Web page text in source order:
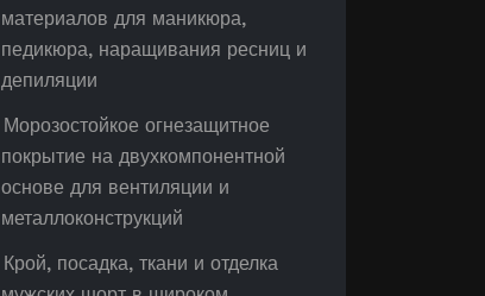
материалов для маникюра,
педикюра, наращивания ресниц и
депиляции
Морозостойкое огнезащитное
покрытие на двухкомпонентной
основе для вентиляции и
металлоконструкций
Крой, посадка, ткани и отделка